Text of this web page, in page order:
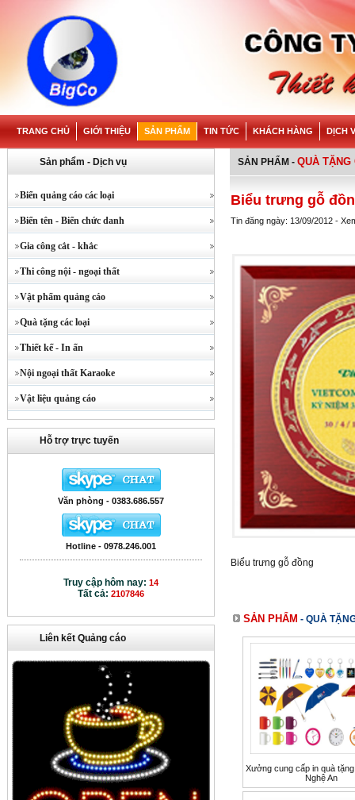
TRANG CHỦ GIỚI THIỆU SẢN PHẨM TIN TỨC KHÁCH HÀNG DỊCH
Sản phẩm - Dịch vụ
Biển quảng cáo các loại
Biển tên - Biển chức danh
Gia công cắt - khắc
Thi công nội - ngoại thất
Vật phẩm quảng cáo
Quà tặng các loại
Thiết kế - In ấn
Nội ngoại thất Karaoke
Vật liệu quảng cáo
Hỗ trợ trực tuyến
Văn phòng - 0383.686.557
Hotline - 0978.246.001
Truy cập hôm nay: 14
Tất cả: 2107846
Liên kết Quảng cáo
SẢN PHẨM - QUÀ TẶNG
Biểu trưng gỗ
Tin đăng ngày: 13/09/2012 -
Biểu trưng gỗ đồng
SẢN PHẨM - QUÀ
Xưởng cung cấp in quà
Nghệ An